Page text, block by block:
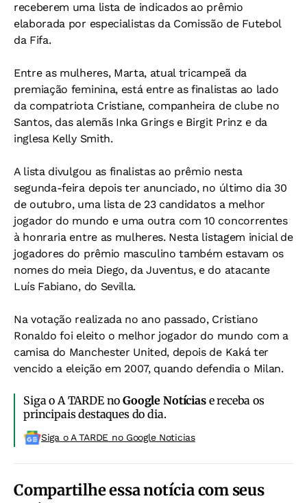
receberem uma lista de indicados ao prêmio
elaborada por especialistas da Comissão de Futebol
da Fifa.
Entre as mulheres, Marta, atual tricampeã da
premiação feminina, está entre as finalistas ao lado
da compatriota Cristiane, companheira de clube no
Santos, das alemãs Inka Grings e Birgit Prinz e da
inglesa Kelly Smith.
A lista divulgou as finalistas ao prêmio nesta
segunda-feira depois ter anunciado, no último dia 30
de outubro, uma lista de 23 candidatos a melhor
jogador do mundo e uma outra com 10 concorrentes
à honraria entre as mulheres. Nesta listagem inicial de
jogadores do prêmio masculino também estavam os
nomes do meia Diego, da Juventus, e do atacante
Luís Fabiano, do Sevilla.
Na votação realizada no ano passado, Cristiano
Ronaldo foi eleito o melhor jogador do mundo com a
camisa do Manchester United, depois de Kaká ter
vencido a eleição em 2007, quando defendia o Milan.
Siga o A TARDE noGoogle Notíciase receba os
principais destaques do dia.
Siga o A TARDE no Google Noticias
Compartilhe essa notícia com seus